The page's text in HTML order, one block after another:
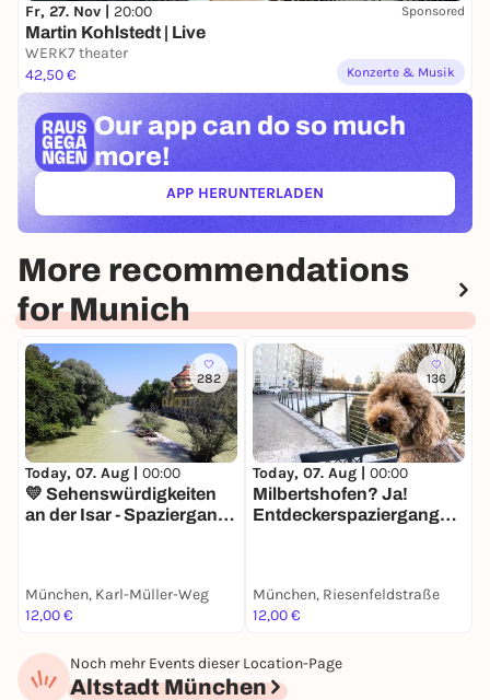
Fr, 27. Nov | 20:00 Sponsored
Martin Kohlstedt | Live
WERK7 theater
42,50 €
Konzerte & Musik
Our app can do so much
more!
APP HERUNTERLADEN(ÖFFNET IN NEUEM TAB)
More recommendations
for Munich
282
Today, 07. Aug | 00:00
💛 Sehenswürdigkeiten
an der Isar - Spaziergang
München, Karl-Müller-Weg
12,00 €
136
Today, 07. Aug | 00:00
Milbertshofen? Ja!
Entdeckerspaziergang
München, Riesenfeldstraße
12,00 €
Noch mehr Events dieser Location-Page
Altstadt München